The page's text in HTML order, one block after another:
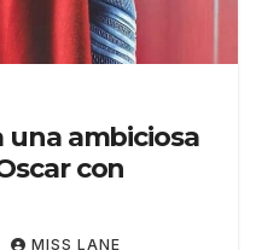
una ambiciosa
con
MISS LANE